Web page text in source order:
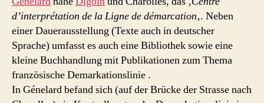
d’interprétation de la Ligne de démarcation‚. Neben
einer Dauerausstellung (Texte auch in deutscher
Sprache) umfasst es auch eine Bibliothek sowie eine
kleine Buchhandlung mit Publikationen zum Thema
französische Demarkationslinie .
In Génelard befand sich (auf der Brücke der Strasse nach